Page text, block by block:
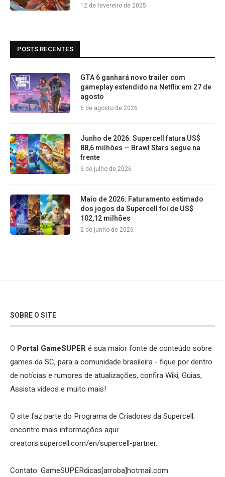
12 de fevereiro de 2025
POSTS RECENTES
GTA 6 ganhará novo trailer com
gameplay estendido na Netflix em 27 de
agosto
6 de agosto de 2026
Junho de 2026: Supercell fatura US$
88,6 milhões — Brawl Stars segue na
frente
6 de julho de 2026
Maio de 2026: Faturamento estimado
dos jogos da Supercell foi de US$
102,12 milhões
2 de junho de 2026
SOBRE O SITE
O Portal GameSUPERé sua maior fonte de conteúdo sobre
games da SC, para a comunidade brasileira - fique por dentro
de notícias e rumores de atualizações, confira Wiki, Guias,
Assista vídeos e muito mais!
O site faz parte do Programa de Criadores da Supercell;
encontre mais informações aqui:
creators.supercell.com/en/supercell-partner.
Contato: GameSUPERdicas[arroba]hotmail.com